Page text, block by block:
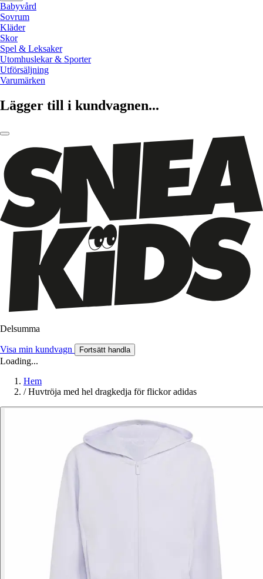
Babyvård
Sovrum
Kläder
Skor
Spel & Leksaker
Utomhuslekar & Sporter
Utförsäljning
Varumärken
Lägger till i kundvagnen...
Delsumma
Visa min kundvagn Fortsätt handla
Loading...
Hem
/ Huvtröja med hel dragkedja för flickor adidas